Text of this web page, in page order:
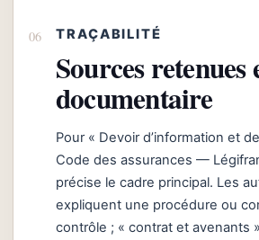
TRAÇABILITÉ
Sources retenues
documentaire
Pour « Devoir d’information et
Code des assurances —
précise le cadre principal. Les
expliquent une procédure ou
contrôle ; « contrat et avenants